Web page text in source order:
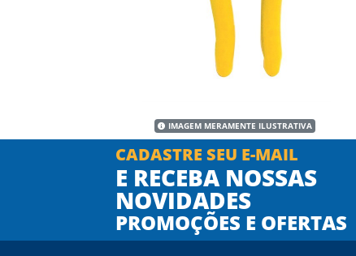
IMAGEM MERAMENTE ILUSTRATIVA
CADASTRE SEU E-MAIL
E RECEBA NOSSAS
NOVIDADES
PROMOÇÕES E OFERTAS